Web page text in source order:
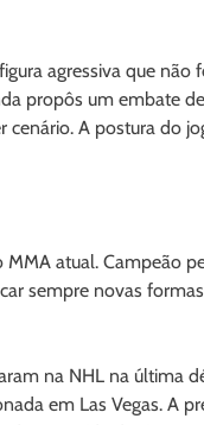
agressiva que não
propôs um embate
A postura do
MMA atual. Campeão
sempre novas
na NHL na última
em Las Vegas. A